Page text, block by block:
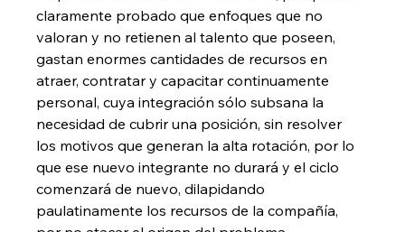
claramente probado que enfoques que no
valoran y no retienen al talento que poseen,
gastan enormes cantidades de recursos en
atraer, contratar y capacitar continuamente
personal, cuya integración sólo subsana la
necesidad de cubrir una posición, sin resolver
los motivos que generan la alta rotación, por lo
que ese nuevo integrante no durará y el ciclo
comenzará de nuevo, dilapidando
paulatinamente los recursos de la compañía,